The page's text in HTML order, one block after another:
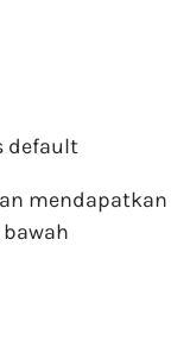
default
mendapatkan